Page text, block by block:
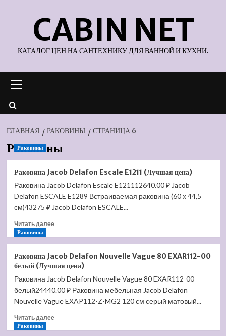
содержимомуCABIN NET
КАТАЛОГ ЦЕН НА САНТЕХНИКУ ДЛЯ ВАННОЙ И КУХНИ.
меню
ГЛАВНАЯ РАКОВИНЫ СТРАНИЦА 6
Раковины
Раковины
Раковина Jacob Delafon Escale E1211 (Лучшая цена)
Раковина Jacob Delafon Escale E121112640.00 ₽ Jacob
Delafon ESCALE E1289 Встраиваемая раковина (60 х 44,5
см)43275 ₽ Jacob Delafon ESCALE...
Читать далееПрочитать
Раковина
Jacob
Delafon
Escale
E1211
(Лучшая
Раковины
Раковина Jacob Delafon Nouvelle Vague 80 EXAR112-00
белый (Лучшая цена)
Раковина Jacob Delafon Nouvelle Vague 80 EXAR112-00
белый24440.00 ₽ Раковина мебельная Jacob Delafon
Nouvelle Vague EXAP112-Z-MG2 120 см серый матовый...
Читать далееПрочитать
Раковины